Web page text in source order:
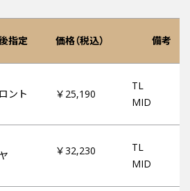
指定 価格（税込） 備考
ント ￥25,190
TL
MID
￥32,230
TL
MID